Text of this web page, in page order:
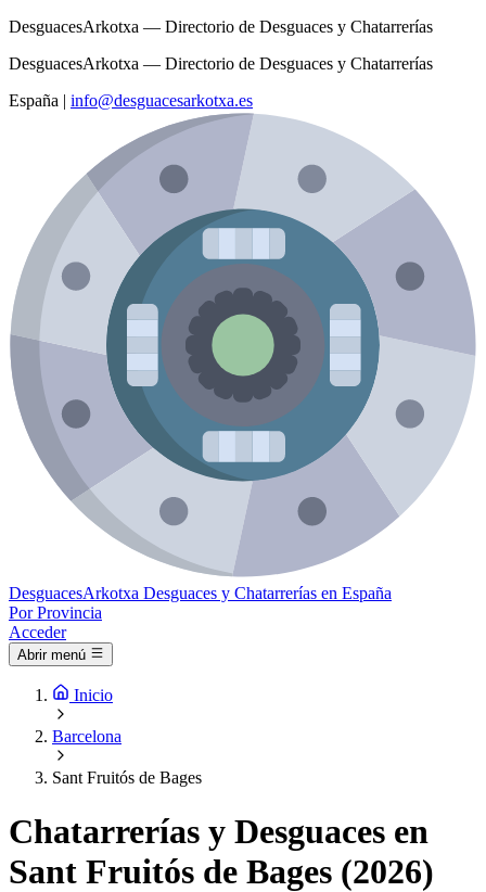
DesguacesArkotxa — Directorio de Desguaces y Chatarrerías
DesguacesArkotxa — Directorio de Desguaces y Chatarrerías
España | info@desguacesarkotxa.es
DesguacesArkotxa Desguaces y Chatarrerías en España
Por Provincia
Acceder
Abrir menú
Inicio
Barcelona
Sant Fruitós de Bages
Chatarrerías y Desguaces en
Sant Fruitós de Bages (2026)